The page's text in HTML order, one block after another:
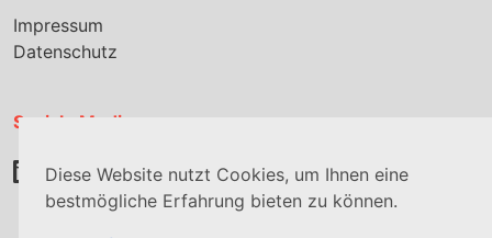
Diese Website nutzt Cookies, um Ihnen eine
bestmögliche Erfahrung bieten zu können.
Impressum
Datenschutz
Soziale Medien